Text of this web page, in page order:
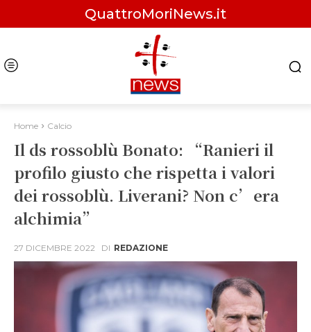
QuattroMoriNews.it
Home Calcio
Il ds rossoblù Bonato: “Ranieri il
profilo giusto che rispetta i valori
dei rossoblù. Liverani? Non c’era
alchimia”
27 DICEMBRE 2022 DI REDAZIONE